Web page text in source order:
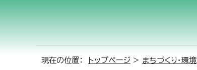
現在の位置： トップページ > まちづくり・環境